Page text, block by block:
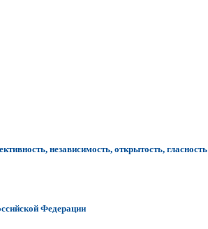
независимость, открытость, гласность
Федерации